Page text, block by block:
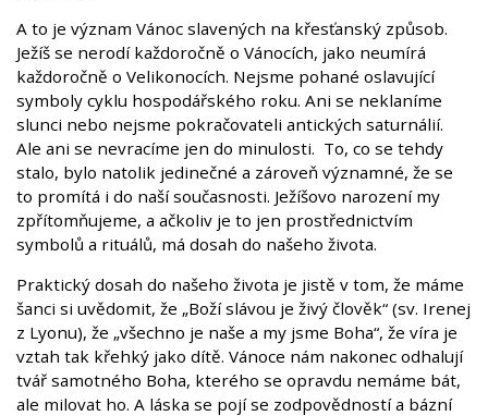
A to je význam Vánoc slavených na křesťanský způsob.
Ježíš se nerodí každoročně o Vánocích, jako neumírá
každoročně o Velikonocích. Nejsme pohané oslavující
symboly cyklu hospodářského roku. Ani se neklaníme
slunci nebo nejsme pokračovateli antických saturnálií.
Ale ani se nevracíme jen do minulosti. To, co se tehdy
stalo, bylo natolik jedinečné a zároveň významné, že se
to promítá i do naší současnosti. Ježíšovo narození my
zpřítomňujeme, a ačkoliv je to jen prostřednictvím
symbolů a rituálů, má dosah do našeho života.
Praktický dosah do našeho života je jistě v tom, že máme
šanci si uvědomit, že „Boží slávou je živý člověk“ (sv. Irenej
z Lyonu), že „všechno je naše a my jsme Boha“, že víra je
vztah tak křehký jako dítě. Vánoce nám nakonec odhalují
tvář samotného Boha, kterého se opravdu nemáme bát,
ale milovat ho. A láska se pojí se zodpovědností a bázní